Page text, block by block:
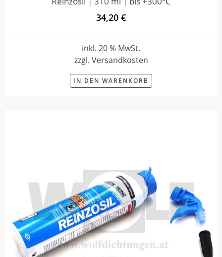
34,20 €
inkl. 20 % MwSt.
zzgl. Versandkosten
IN DEN WARENKORB